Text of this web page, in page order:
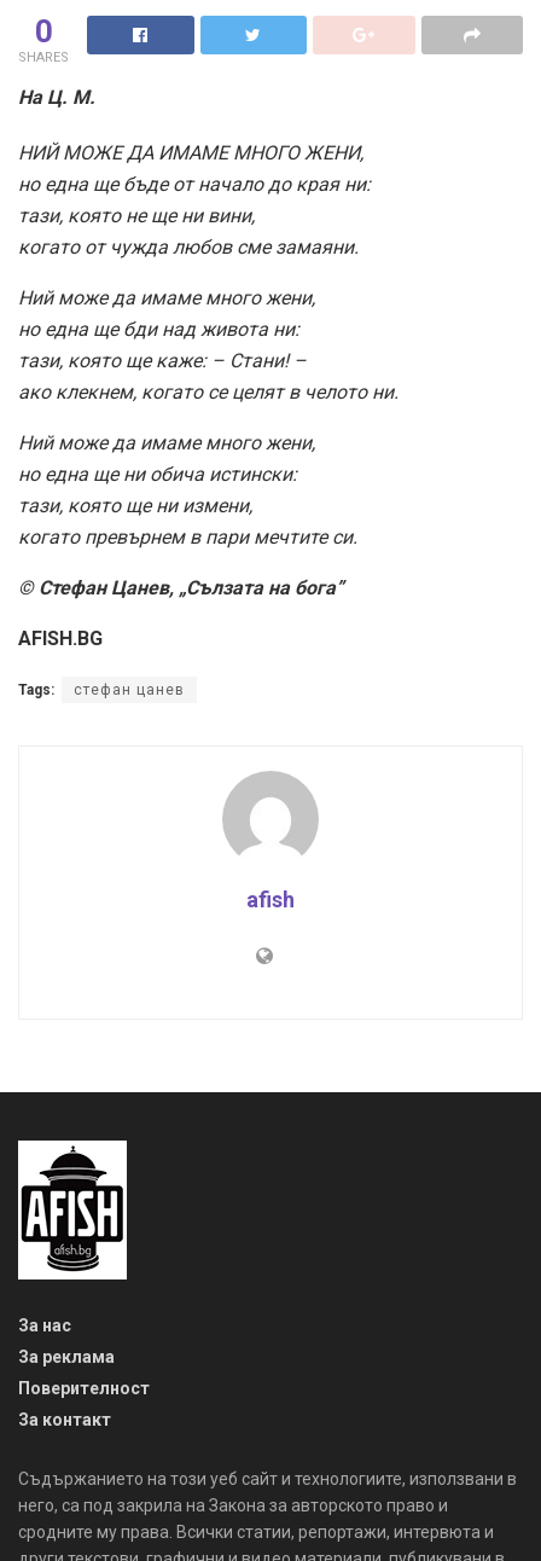
0
SHARES
На Ц. М.
НИЙ МОЖЕ ДА ИМАМЕ МНОГО ЖЕНИ,
но една ще бъде от начало до края ни:
тази, която не ще ни вини,
когато от чужда любов сме замаяни.
Ний може да имаме много жени,
но една ще бди над живота ни:
тази, която ще каже: – Стани! –
ако клекнем, когато се целят в челото ни.
Ний може да имаме много жени,
но една ще ни обича истински:
тази, която ще ни измени,
когато превърнем в пари мечтите си.
© Стефан Цанев, „Сълзата на бога”
AFISH.BG
Tags: стефан цанев
afish
За нас
За реклама
Поверителност
За контакт
Съдържанието на този уеб сайт и технологиите, използвани в
него, са под закрила на Закона за авторското право и
сродните му права. Всички статии, репортажи, интервюта и